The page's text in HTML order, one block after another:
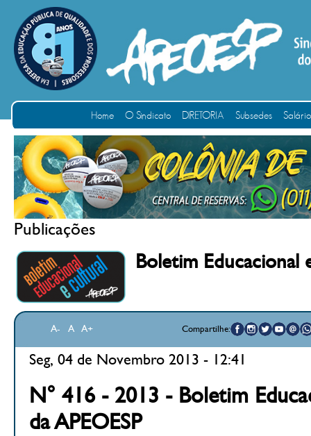
Home O Sindicato DIRETORIA Subsedes
Publicações
Boletim Educacional
A- A A+ Compartilhe:
Seg, 04 de Novembro 2013 - 12:41
N° 416 - 2013 - Boletim
da APEOESP